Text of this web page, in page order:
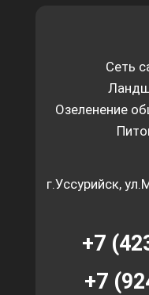
Сеть
Озеленение
г.Уссурийск,
+7
+7